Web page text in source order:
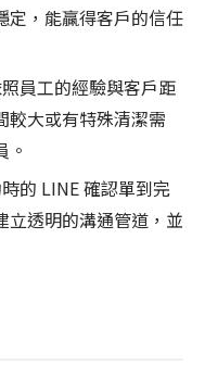
定，能贏得客戶的信任
員工的經驗與客戶距
較大或有特殊清潔需
。
的 LINE 確認單到完
立透明的溝通管道，並